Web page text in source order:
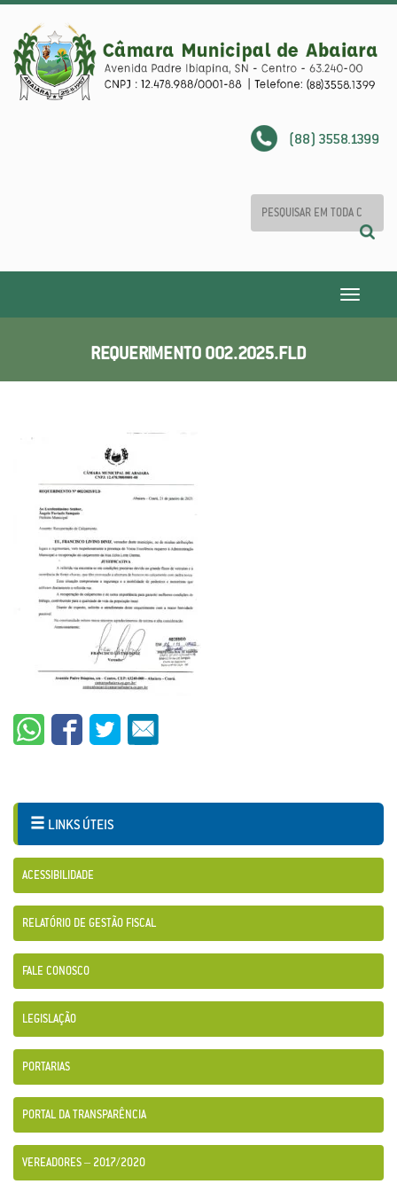
(88) 3558.1399
Toggle
REQUERIMENTO 002.2025.FLD
LINKS ÚTEIS
ACESSIBILIDADE
RELATÓRIO DE GESTÃO FISCAL
FALE CONOSCO
LEGISLAÇÃO
PORTARIAS
PORTAL DA TRANSPARÊNCIA
VEREADORES – 2017/2020